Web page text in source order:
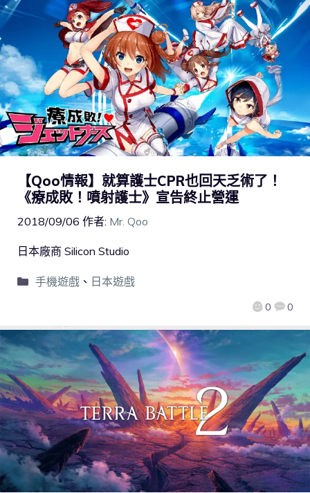
【Qoo情報】就算護士CPR也回天乏術了！
《療成敗！噴射護士》宣告終止營運
2018/09/06 作者: Mr. Qoo
0 0
日本廠商 Silicon Studio
手機遊戲、 日本遊戲